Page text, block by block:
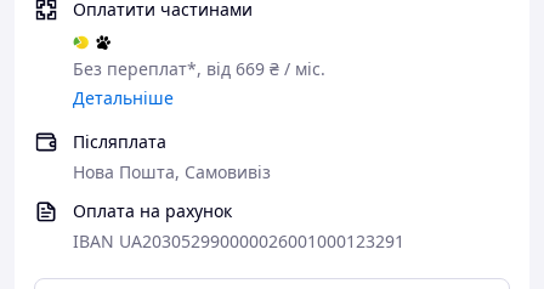
Оплатити частинами
Без переплат*, від 669 ₴ / міс.
Детальніше
Післяплата
Нова Пошта, Самовивіз
Оплата на рахунок
IBAN UA203052990000026001000123291